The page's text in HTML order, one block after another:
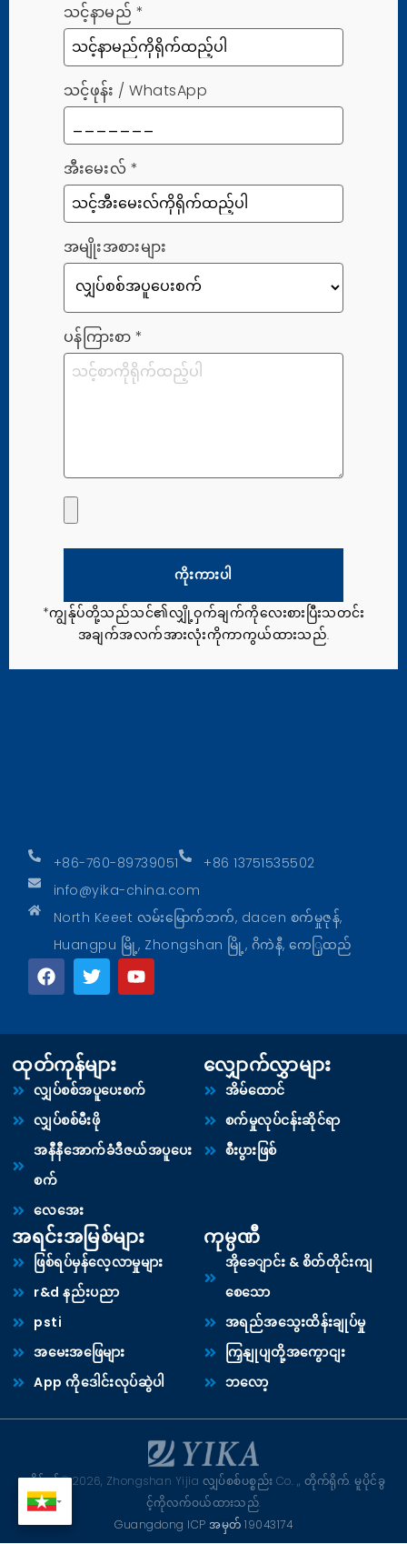
+86-760-89739051
+86 13751535502
info@yika-china.com
North Keeet လမ်းမြောက်ဘက်, dacen စက်မှုဇုန်,
Huangpu မြို့, Zhongshan မြို့, ဂိကဲနီ, ကေြှထည်
သင့်နာမည် *
သင့်ဖုန်း / WhatsApp
အီးမေးလ် *
အမျိုးအစားများ
ပန်ကြားစာ *
ကိုးကားပါ
*ကျွန်ုပ်တို့သည်သင်၏လျှို့ဝှက်ချက်ကိုလေးစားပြီးသတင်း
အချက်အလက်အားလုံးကိုကာကွယ်ထားသည်.
ထုတ်ကုန်များ
လျှပ်စစ်အပူပေးစက်
လျှပ်စစ်မီးဖို
အနီနီအောက်ခံဒီဇယ်အပူပေး
စက်
လေအေး
လျှောက်လွှာများ
အိမ်ထောင်
စက်မှုလုပ်ငန်းဆိုင်ရာ
စီးပွားဖြစ်
အရင်းအမြစ်များ
ဖြစ်ရပ်မှန်လေ့လာမှုများ
r&d နည်းပညာ
psti
အမေးအဖြေများ
App ကိုဒေါင်းလုပ်ဆွဲပါ
ကုမ္ပဏီ
အိုခေျာင်း & စိတ်တိုင်းကျ
စေသော
အရည်အသွေးထိန်းချုပ်မှု
ကြှနျုပျတို့အကွောငျး
ဘလော့
မူပိုင်ခွင့်© 2026, Zhongshan Yijia လျှပ်စစ်ပစ္စည်း Co. ,, တိုက်ရိုက်. မူပိုင်ခွ
င့်ကိုလက်ဝယ်ထားသည်.
Guangdong ICP အမှတ် 19043174